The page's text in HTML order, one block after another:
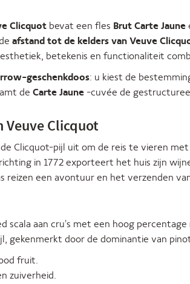
Clicquot bevat een fles Brut Carte Jaune
afstand tot de kelders van Veuve
betekenis en functionaliteit
geschenkdoos: u kiest de
de Carte Jaune -cuvée de
Veuve Clicquot
Clicquot-pijl uit om de reis te vieren
in 1772 exporteert het huis zijn
reizen een avontuur en het verzenden
scala aan cru's met een hoog percentage
door de dominantie van
fruit.
zuiverheid.